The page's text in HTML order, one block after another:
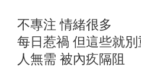
不專注 情緒很多
每日惹禍 但這些就別
人無需 被內疚隔阻